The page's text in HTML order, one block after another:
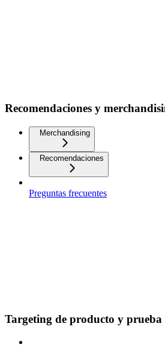
Recomendaciones y
Merchandising
Recomendaciones
Preguntas frecuentes
Targeting de producto y prueba